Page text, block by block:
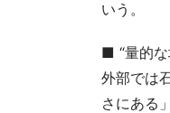
いう。
■ “量的
外部では
さにある